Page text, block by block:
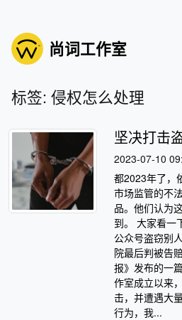
尚词工作室
标签: 侵权怎么处理
坚决打击
2023-07-10
都2023年了，
市场监管的不
品。他们认为
到。 大家看一
公众号盗窃别
院最后判被告
报》发布的一
作室成立以来
击，并遭遇大
行为，我...